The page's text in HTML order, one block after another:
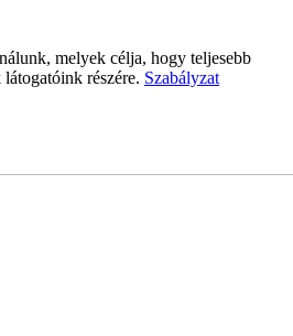
melyek célja, hogy teljesebb
részére. Szabályzat